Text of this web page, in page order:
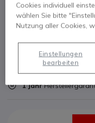
Lieferung:5-7 Tage
1 Jahr
Cookies individuell
wählen Sie bitte
Nutzung aller Cookies,
Einstellungen
bearbeiten